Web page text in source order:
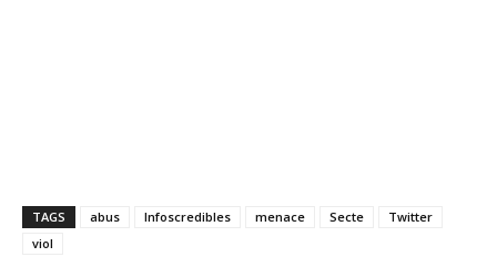
TAGS abus Infoscredibles menace Secte
Twitter
viol